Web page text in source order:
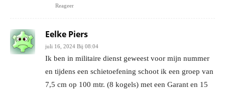
Reageer
Eelke Piers
juli 16, 2024 Bij 08:04
Ik ben in militaire dienst geweest voor mijn nummer
en tijdens een schietoefening schoot ik een groep van
7,5 cm op 100 mtr. (8 kogels) met een Garant en 15